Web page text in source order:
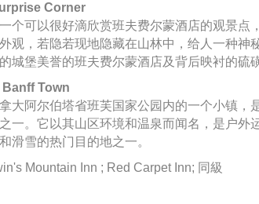
Corner
个可以很好滴欣赏班夫费尔蒙酒店的观景点
观，若隐若现地隐藏在山林中，给人一种神
城堡美誉的班夫费尔蒙酒店及背后映衬的硫
Banff Town
大阿尔伯塔省班芙国家公园内的一个小镇，
一。它以其山区环境和温泉而闻名，是户外
滑雪的热门目的地之一。
Mountain Inn ; Red Carpet Inn; 同級